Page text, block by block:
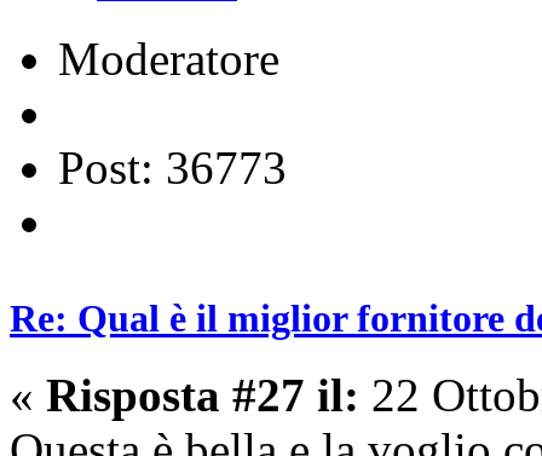
Moderatore
Post: 36773
Re: Qual è il miglior fornitore
« Risposta #27 il: 22